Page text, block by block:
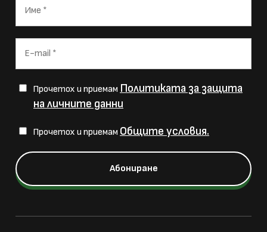
Прочетох и приемам Политиката за защита
на личните данни
Прочетох и приемам Общите условия.